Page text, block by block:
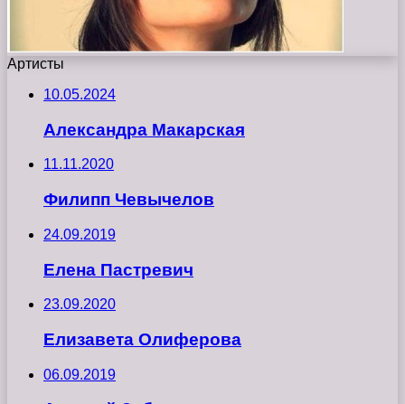
Артисты
10.05.2024
Александра Макарская
11.11.2020
Филипп Чевычелов
24.09.2019
Елена Пастревич
23.09.2020
Елизавета Олиферова
06.09.2019